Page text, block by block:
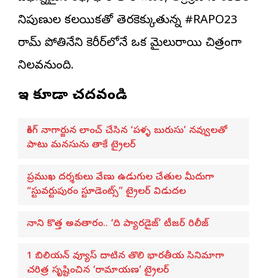
నిపుణుల కలయికతో తెరకెక్కుతున్న #RAPO23
రామ్ పోతినేని కెరీర్‌లోనే ఒక మైలురాయి చిత్రంగా
నిలవనుంది.
ఇవి కూడా చదవండి
కింగ్ నాగార్జున లాంచ్ చేసిన ‘పళ్ళ బురుసు’ నవ్వులతో
పాటు మనసును తాకే ట్రైలర్
ప్రముఖ దర్శకులు వేణు ఉడుగుల చేతుల మీదుగా
“స్టువర్టుపురం స్టూడెంట్స్” ట్రైలర్ విడుదల
నాని కొత్త అవతారం.. ‘ది ప్యారడైజ్’ టీజర్ రిలీజ్
1 బిలియన్ వ్యూస్ దాటిన తొలి భారతీయ సినిమాగా
చరిత్ర సృష్టించిన ‘రామాయణ’ ట్రైలర్